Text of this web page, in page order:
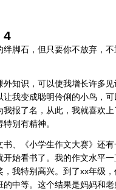
4
脚石，但只要你不放弃，
知识，可以使我增长许多
我变成聪明伶俐的小鸟，
报了名，从此，我就喜欢
别有精神。
书、《小学生作文大赛》还
始看书了。我的作文水平一
我特别高兴。到了xx年级，
中等。这个结果是妈妈和